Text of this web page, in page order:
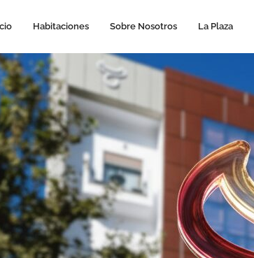
Habitaciones Sobre Nosotros La Plaza